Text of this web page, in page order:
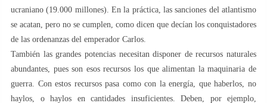
ucraniano (19.000 millones). En la práctica, las sanciones del atlantismo
se acatan, pero no se cumplen, como dicen que decían los conquistadores
de las ordenanzas del emperador Carlos.
También las grandes potencias necesitan disponer de recursos naturales
abundantes, pues son esos recursos los que alimentan la maquinaria de
guerra. Con estos recursos pasa como con la energía, que haberlos, no
haylos, o haylos en cantidades insuficientes. Deben, por ejemplo,